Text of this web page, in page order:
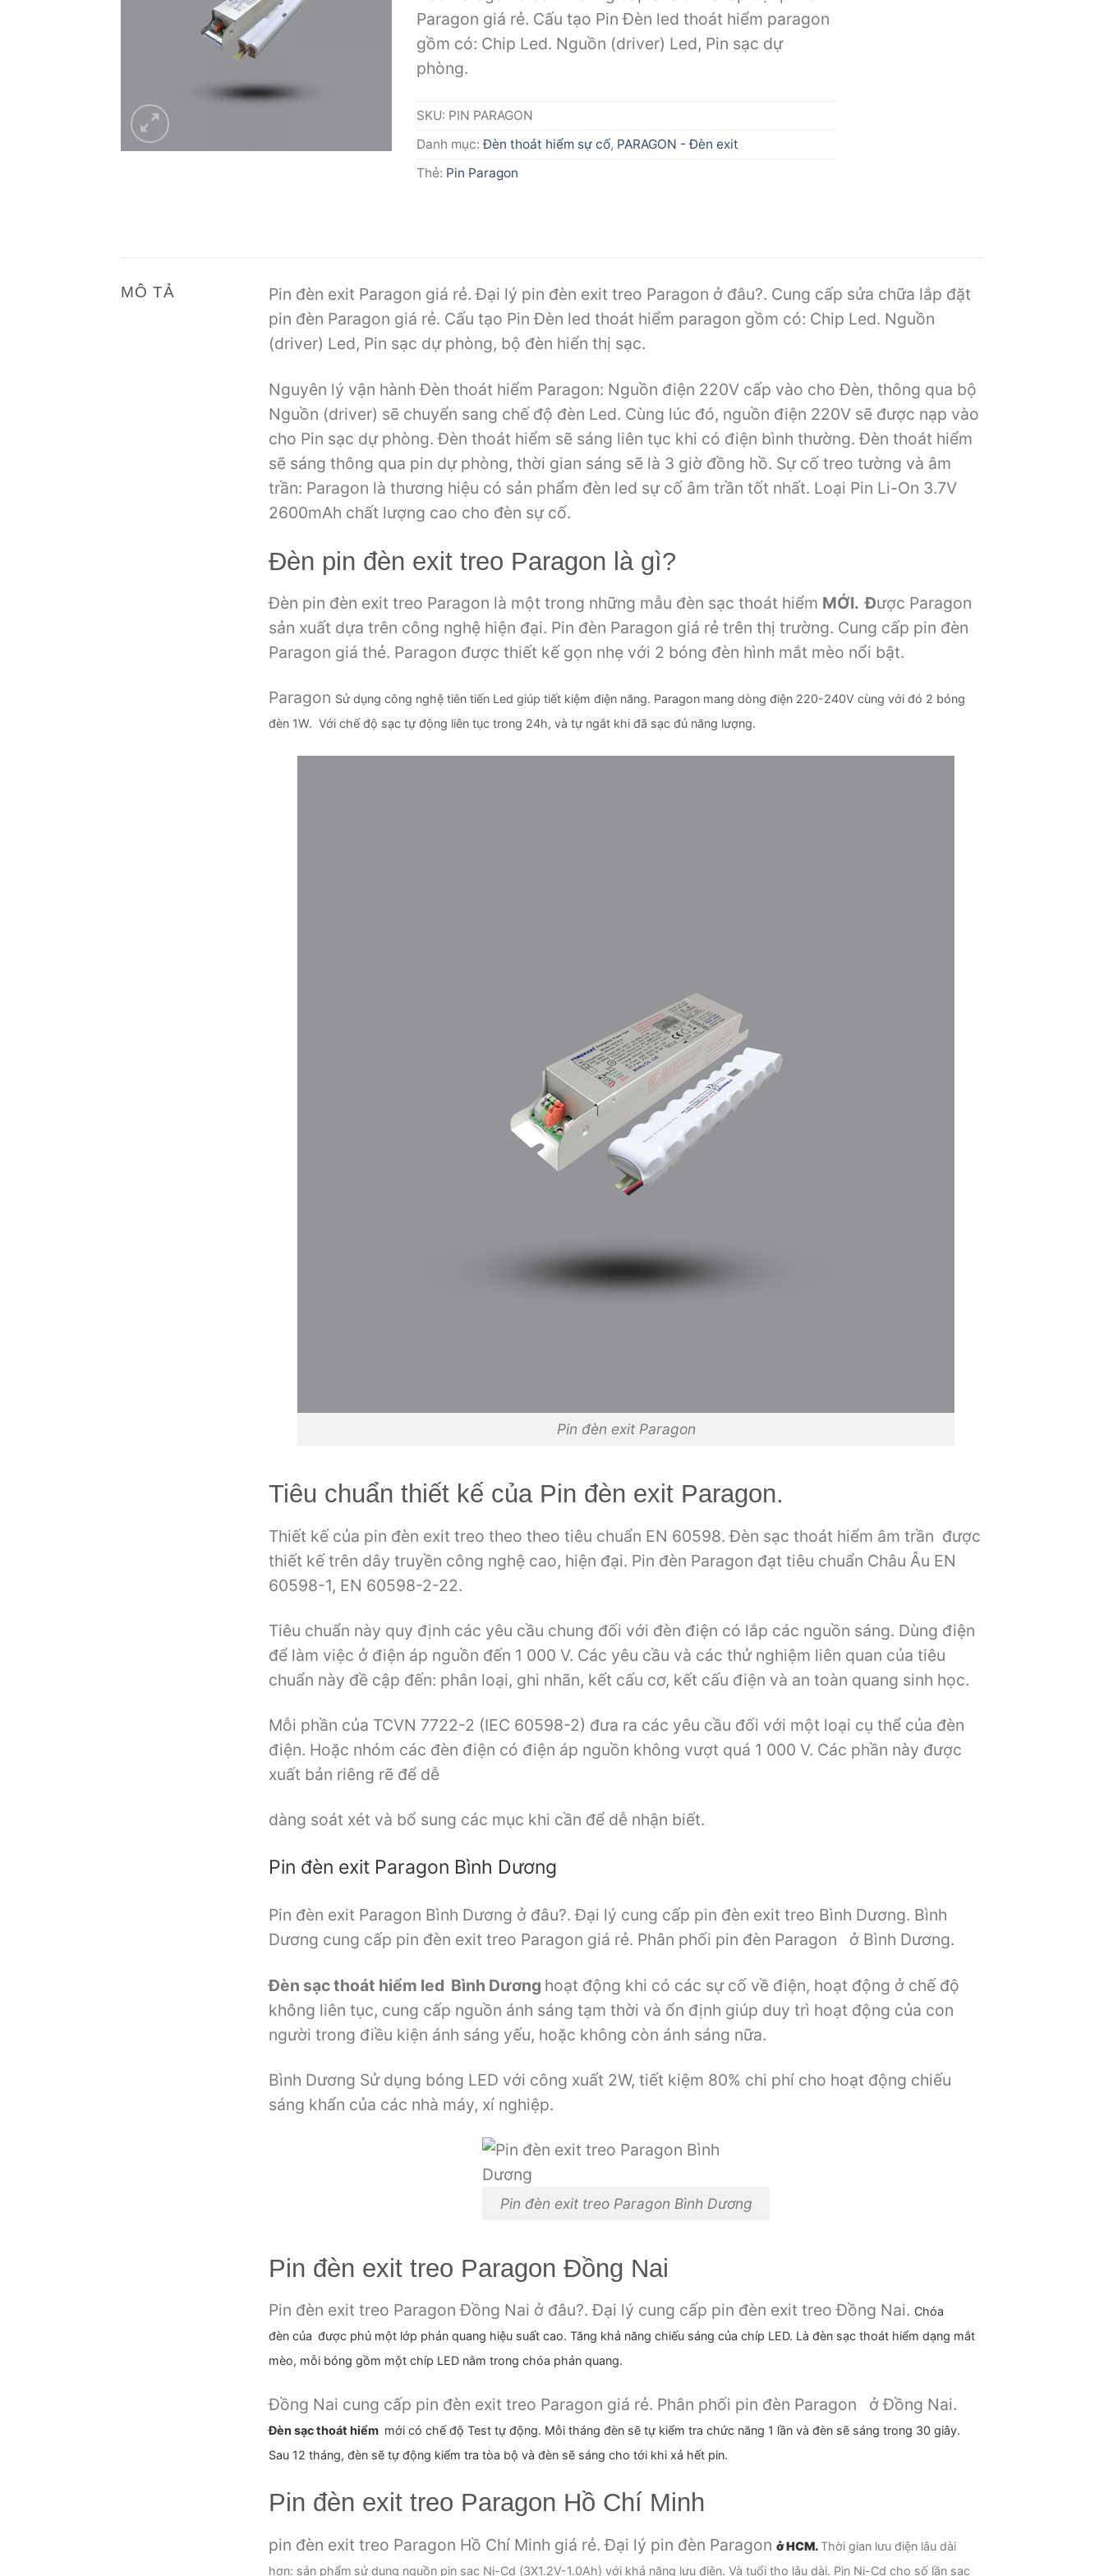
Paragon giá rẻ. Cấu tạo Pin Đèn led thoát hiểm paragon
gồm có: Chip Led. Nguồn (driver) Led, Pin sạc dự
phòng.
SKU: PIN PARAGON
Danh mục:Đèn thoát hiểm sự cố, PARAGON - Đèn exit
Thẻ: Pin Paragon
MÔ TẢ
Pin đèn exit Paragon giá rẻ. Đại lý pin đèn exit treo Paragon ở đâu?. Cung cấp sửa chữa lắp đặt
pin đèn Paragon giá rẻ. Cấu tạo Pin Đèn led thoát hiểm paragon gồm có: Chip Led. Nguồn
(driver) Led, Pin sạc dự phòng, bộ đèn hiển thị sạc.
Nguyên lý vận hành Đèn thoát hiểm Paragon: Nguồn điện 220V cấp vào cho Đèn, thông qua bộ
Nguồn (driver) sẽ chuyển sang chế độ đèn Led. Cùng lúc đó, nguồn điện 220V sẽ được nạp vào
cho Pin sạc dự phòng. Đèn thoát hiểm sẽ sáng liên tục khi có điện bình thường. Đèn thoát hiểm
sẽ sáng thông qua pin dự phòng, thời gian sáng sẽ là 3 giờ đồng hồ. Sự cố treo tường và âm
trần: Paragon là thương hiệu có sản phẩm đèn led sự cố âm trần tốt nhất. Loại Pin Li-On 3.7V
2600mAh chất lượng cao cho đèn sự cố.
Đèn pin đèn exit treo Paragon là gì?
Đèn pin đèn exit treo Paragon là một trong những mẫu đèn sạc thoát hiểm MỚI. Được Paragon
sản xuất dựa trên công nghệ hiện đại. Pin đèn Paragon giá rẻ trên thị trường. Cung cấp pin đèn
Paragon giá thẻ. Paragon được thiết kế gọn nhẹ với 2 bóng đèn hình mắt mèo nổi bật.
Paragon Sử dụng công nghệ tiên tiến Led giúp tiết kiệm điện năng. Paragon mang dòng điện 220-240V cùng với đó 2 bóng
đèn 1W. Với chế độ sạc tự động liên tục trong 24h, và tự ngắt khi đã sạc đủ năng lượng.
Pin đèn exit Paragon
Tiêu chuẩn thiết kế của Pin đèn exit Paragon.
Thiết kế của pin đèn exit treo theo theo tiêu chuẩn EN 60598. Đèn sạc thoát hiểm âm trần được
thiết kế trên dây truyền công nghệ cao, hiện đại. Pin đèn Paragon đạt tiêu chuẩn Châu Âu EN
60598-1, EN 60598-2-22.
Tiêu chuẩn này quy định các yêu cầu chung đối với đèn điện có lắp các nguồn sáng. Dùng điện
để làm việc ở điện áp nguồn đến 1 000 V. Các yêu cầu và các thử nghiệm liên quan của tiêu
chuẩn này đề cập đến: phân loại, ghi nhãn, kết cấu cơ, kết cấu điện và an toàn quang sinh học.
Mỗi phần của TCVN 7722-2 (IEC 60598-2) đưa ra các yêu cầu đối với một loại cụ thể của đèn
điện. Hoặc nhóm các đèn điện có điện áp nguồn không vượt quá 1 000 V. Các phần này được
xuất bản riêng rẽ để dễ
dàng soát xét và bổ sung các mục khi cần để dễ nhận biết.
Pin đèn exit Paragon Bình Dương
Pin đèn exit Paragon Bình Dương ở đâu?. Đại lý cung cấp pin đèn exit treo Bình Dương. Bình
Dương cung cấp pin đèn exit treo Paragon giá rẻ. Phân phối pin đèn Paragon ở Bình Dương.
Đèn sạc thoát hiểm led Bình Dương hoạt động khi có các sự cố về điện, hoạt động ở chế độ
không liên tục, cung cấp nguồn ánh sáng tạm thời và ổn định giúp duy trì hoạt động của con
người trong điều kiện ánh sáng yếu, hoặc không còn ánh sáng nữa.
Bình Dương Sử dụng bóng LED với công xuất 2W, tiết kiệm 80% chi phí cho hoạt động chiếu
sáng khẩn của các nhà máy, xí nghiệp.
Pin đèn exit treo Paragon Bình Dương
Pin đèn exit treo Paragon Đồng Nai
Pin đèn exit treo Paragon Đồng Nai ở đâu?. Đại lý cung cấp pin đèn exit treo Đồng Nai. Chóa
đèn của được phủ một lớp phản quang hiệu suất cao. Tăng khả năng chiếu sáng của chíp LED. Là đèn sạc thoát hiểm dạng mắt
mèo, mỗi bóng gồm một chíp LED nằm trong chóa phản quang.
Đồng Nai cung cấp pin đèn exit treo Paragon giá rẻ. Phân phối pin đèn Paragon ở Đồng Nai.
Đèn sạc thoát hiểm mới có chế độ Test tự động. Mỗi tháng đèn sẽ tự kiểm tra chức năng 1 lần và đèn sẽ sáng trong 30 giây.
Sau 12 tháng, đèn sẽ tự động kiểm tra tòa bộ và đèn sẽ sáng cho tới khi xả hết pin.
Pin đèn exit treo Paragon Hồ Chí Minh
pin đèn exit treo Paragon Hồ Chí Minh giá rẻ. Đại lý pin đèn Paragon ở HCM.Thời gian lưu điện lâu dài
hơn: sản phẩm sử dụng nguồn pin sạc Ni-Cd (3X1.2V-1.0Ah) với khả năng lưu điện. Và tuổi thọ lâu dài. Pin Ni-Cd cho số lần sạc